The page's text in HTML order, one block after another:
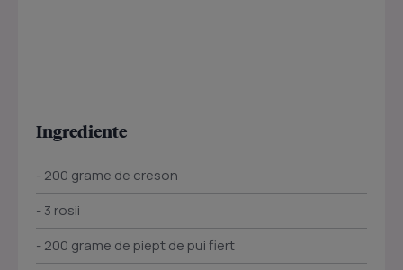
Ingrediente
- 200 grame de creson
- 3 rosii
- 200 grame de piept de pui fiert